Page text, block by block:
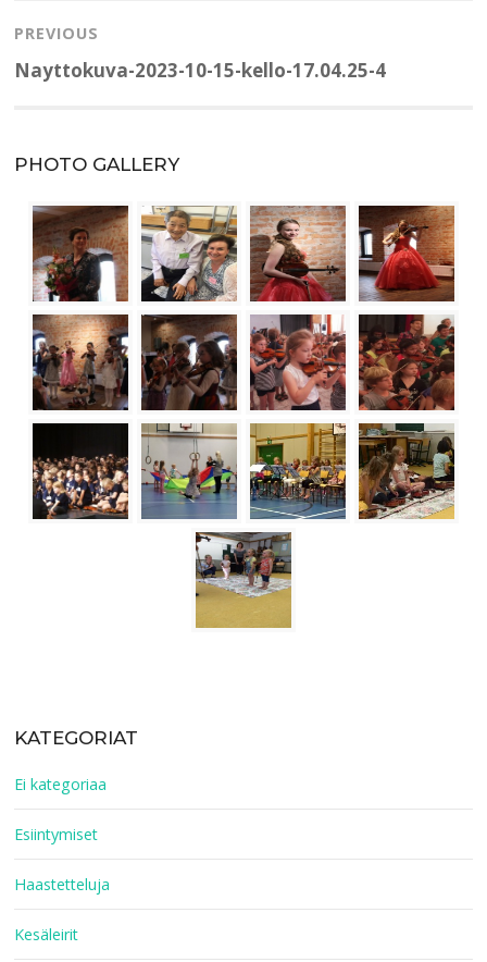
selaus
PREVIOUS
Previous
Nayttokuva-2023-10-15-kello-17.04.25-4
PHOTO GALLERY
KATEGORIAT
Ei kategoriaa
Esiintymiset
Haastetteluja
Kesäleirit